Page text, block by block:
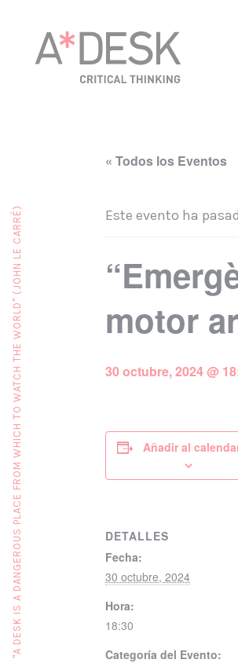
« Todos los Eventos
Este evento ha
motor
30 octubre, 2024 @
Añadir al
DETALLES
Fecha:
30 octubre, 2024
Hora:
18:30
Categoría del Evento:
"A DESK IS A DANGEROUS PLACE FROM WHICH TO WATCH THE WORLD" (JOHN LE CARRÉ)